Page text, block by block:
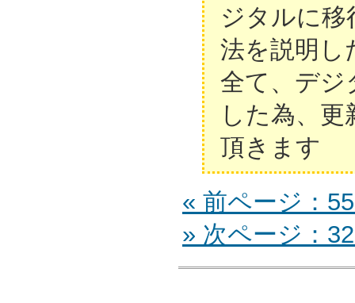
ジタルに移
法を説明し
全て、デジ
した為、
頂きます
« 前ページ：
» 次ページ：